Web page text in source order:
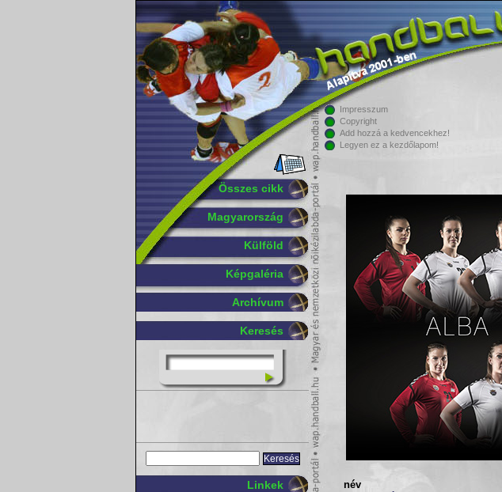
Összes cikk
Magyarország
Külföld
Képgaléria
Archívum
Keresés
Linkek
Impresszum
Copyright
Add hozzá a kedvencekhez!
Legyen ez a kezdőlapom!
név